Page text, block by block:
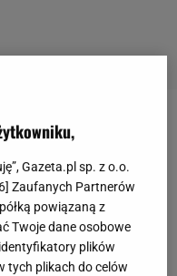
nie dziwiły, gdyby
jest liderem
Ma aż 11 punktów
i do tego rozegrany
też są chyba
Gazeta.pl sp. z o.o.
] Zaufanych Partnerów
powiązaną z
Twoje dane osobowe
plików
tych plikach do celów